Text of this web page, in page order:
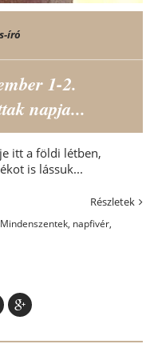
író
1-2.
napja...
itt a földi létben,
is lássuk...
Részletek
Mindenszentek, napfivér,